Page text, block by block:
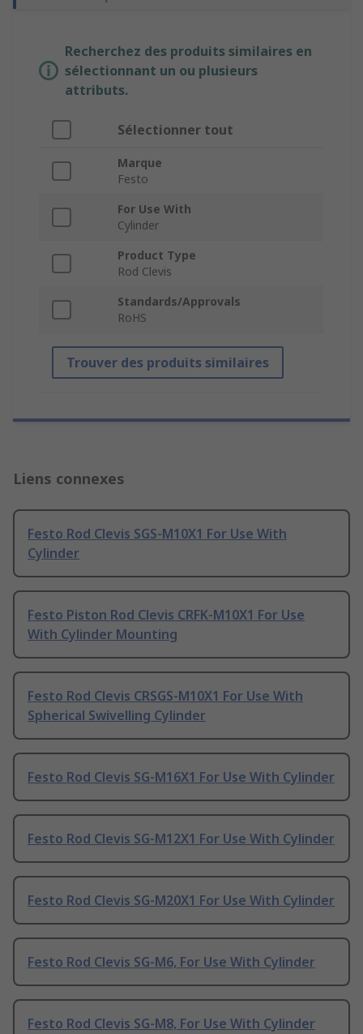
Recherchez des produits similaires en
sélectionnant un ou plusieurs
attributs.
Sélectionner tout
Marque
Festo
For Use With
Cylinder
Product Type
Rod Clevis
Standards/Approvals
RoHS
Trouver des produits similaires
Liens connexes
Festo Rod Clevis SGS-M10X1 For Use With
Cylinder
Festo Piston Rod Clevis CRFK-M10X1 For Use
With Cylinder Mounting
Festo Rod Clevis CRSGS-M10X1 For Use With
Spherical Swivelling Cylinder
Festo Rod Clevis SG-M16X1 For Use With Cylinder
Festo Rod Clevis SG-M12X1 For Use With Cylinder
Festo Rod Clevis SG-M20X1 For Use With Cylinder
Festo Rod Clevis SG-M6, For Use With Cylinder
Festo Rod Clevis SG-M8, For Use With Cylinder